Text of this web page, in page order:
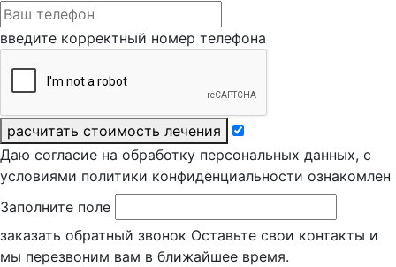
введите корректный номер телефона
расчитать стоимость лечения
Даю согласие на обработку персональных данных, с
условиями политики конфиденциальности ознакомлен
Заполните поле
заказать обратный звонок Оставьте свои контакты и
мы перезвоним вам в ближайшее время.